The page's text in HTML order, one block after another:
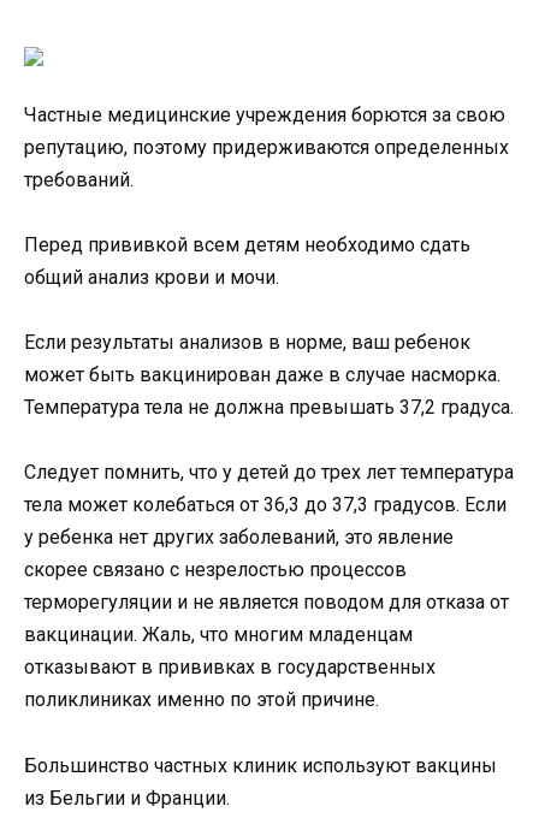
Частные медицинские учреждения борются за свою
репутацию, поэтому придерживаются определенных
требований.
Перед прививкой всем детям необходимо сдать
общий анализ крови и мочи.
Если результаты анализов в норме, ваш ребенок
может быть вакцинирован даже в случае насморка.
Температура тела не должна превышать 37,2 градуса.
Следует помнить, что у детей до трех лет температура
тела может колебаться от 36,3 до 37,3 градусов. Если
у ребенка нет других заболеваний, это явление
скорее связано с незрелостью процессов
терморегуляции и не является поводом для отказа от
вакцинации. Жаль, что многим младенцам
отказывают в прививках в государственных
поликлиниках именно по этой причине.
Большинство частных клиник используют вакцины
из Бельгии и Франции.